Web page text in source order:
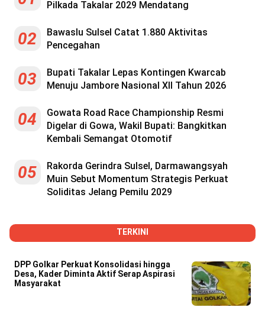
Pilkada Takalar 2029 Mendatang
02
Bawaslu Sulsel Catat 1.880 Aktivitas
Pencegahan
03
Bupati Takalar Lepas Kontingen Kwarcab
Menuju Jambore Nasional XII Tahun 2026
04
Gowata Road Race Championship Resmi
Digelar di Gowa, Wakil Bupati: Bangkitkan
Kembali Semangat Otomotif
05
Rakorda Gerindra Sulsel, Darmawangsyah
Muin Sebut Momentum Strategis Perkuat
Soliditas Jelang Pemilu 2029
TERKINI
DPP Golkar Perkuat Konsolidasi hingga
Desa, Kader Diminta Aktif Serap Aspirasi
Masyarakat